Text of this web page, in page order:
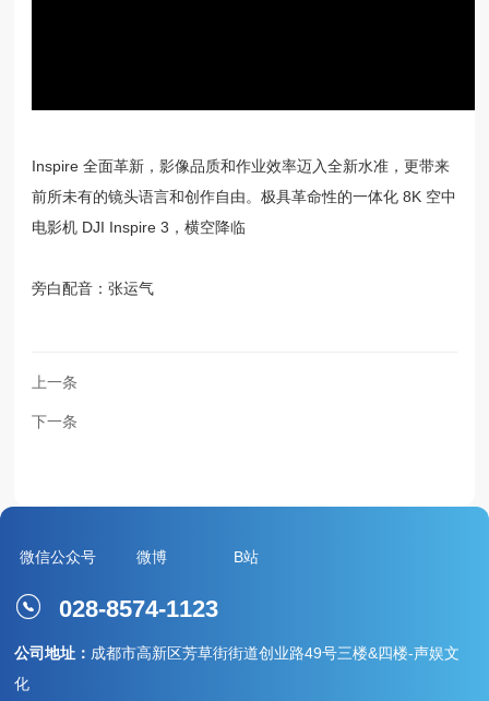
Inspire 全面革新，影像品质和作业效率迈入全新水准，更带来
前所未有的镜头语言和创作自由。极具革命性的一体化 8K 空中
电影机 DJI Inspire 3，横空降临
旁白配音：张运气
上一条
下一条
微信公众号 微博 B站
028-8574-1123
公司地址： 成都市高新区芳草街街道创业路49号三楼&四楼-声娱文
化